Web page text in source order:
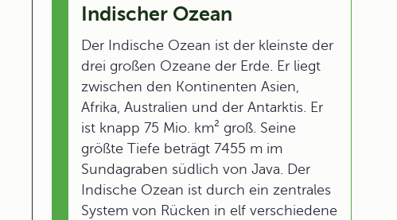
Indischer Ozean
Der Indische Ozean ist der kleinste der
drei großen Ozeane der Erde. Er liegt
zwischen den Kontinenten Asien,
Afrika, Australien und der Antarktis. Er
ist knapp 75 Mio. km² groß. Seine
größte Tiefe beträgt 7455 m im
Sundagraben südlich von Java. Der
Indische Ozean ist durch ein zentrales
System von Rücken in elf verschiedene